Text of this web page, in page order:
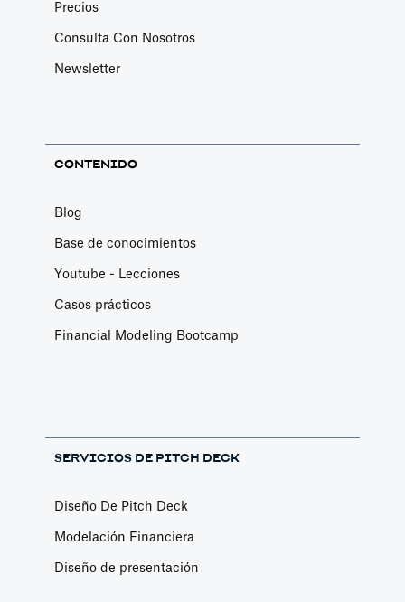
Precios
Consulta Con Nosotros
Newsletter
CONTENIDO
Blog
Base de conocimientos
Youtube - Lecciones
Casos prácticos
Financial Modeling Bootcamp
SERVICIOS DE PITCH DECK
Diseño De Pitch Deck
Modelación Financiera
Diseño de presentación